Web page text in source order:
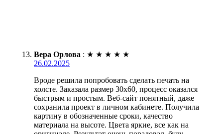
Вера Орлова : ★ ★ ★ ★ ★
26.02.2025
Вроде решила попробовать сделать печать на
холсте. Заказала размер 30х60, процесс оказался
быстрым и простым. Веб-сайт понятный, даже
сохранила проект в личном кабинете. Получила
картину в обозначенные сроки, качество
материала на высоте. Цвета яркие, все как на